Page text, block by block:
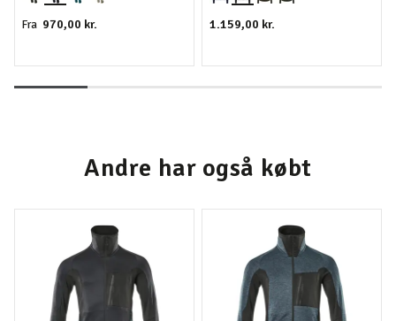
Fra 970,00 kr. 1.159,00 kr.
Andre har også købt